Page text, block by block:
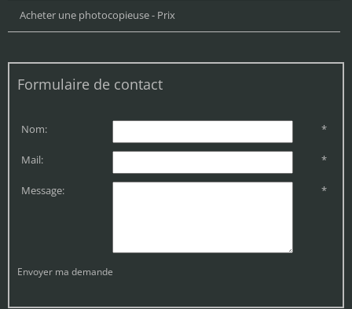
Acheter une photocopieuse - Prix
Formulaire de contact
Nom: *
Mail: *
Message: *
Envoyer ma demande